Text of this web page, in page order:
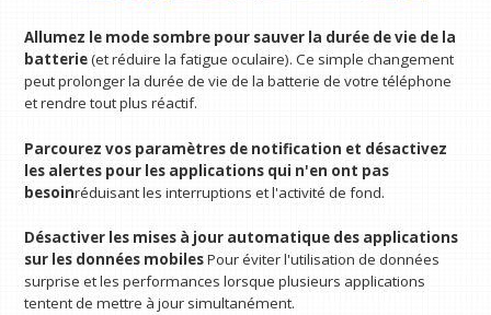
Allumez le mode sombre pour sauver la durée de vie de la
batterie(et réduire la fatigue oculaire). Ce simple changement
peut prolonger la durée de vie de la batterie de votre téléphone
et rendre tout plus réactif.
Parcourez vos paramètres de notification et désactivez
les alertes pour les applications qui n'en ont pas
besoinréduisant les interruptions et l'activité de fond.
Désactiver les mises à jour automatique des applications
sur les données mobilesPour éviter l'utilisation de données
surprise et les performances lorsque plusieurs applications
tentent de mettre à jour simultanément.